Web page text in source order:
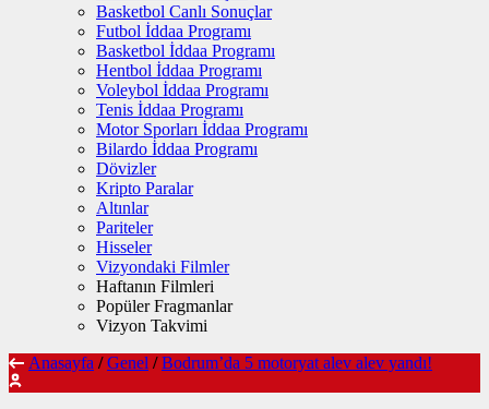
Basketbol Canlı Sonuçlar
Futbol İddaa Programı
Basketbol İddaa Programı
Hentbol İddaa Programı
Voleybol İddaa Programı
Tenis İddaa Programı
Motor Sporları İddaa Programı
Bilardo İddaa Programı
Dövizler
Kripto Paralar
Altınlar
Pariteler
Hisseler
Vizyondaki Filmler
Haftanın Filmleri
Popüler Fragmanlar
Vizyon Takvimi
Anasayfa / Genel / Bodrum’da 5 motoryat alev alev yandı!